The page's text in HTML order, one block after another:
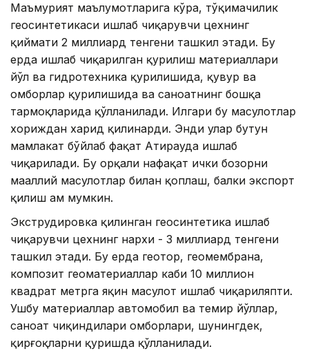
Маъмурият маълумотларига кўра, тўқимачилик
геосинтетикаси ишлаб чиқарувчи цехнинг
қиймати 2 миллиард тенгени ташкил этади. Бу
ерда ишлаб чиқарилган қурилиш материаллари
йўл ва гидротехника қурилишида, қувур ва
омборлар қурилишида ва саноатнинг бошқа
тармоқларида қўлланилади. Илгари бу маҳсулотлар
хориждан харид қилинарди. Энди улар бутун
мамлакат бўйлаб фақат Атирауда ишлаб
чиқарилади. Бу орқали нафақат ички бозорни
маҳаллий маҳсулотлар билан қоплаш, балки экспорт
қилиш ҳам мумкин.
Экструдировка қилинган геосинтетика ишлаб
чиқарувчи цехнинг нархи - 3 миллиард тенгени
ташкил этади. Бу ерда геотор, геомембрана,
композит геоматериаллар каби 10 миллион
квадрат метрга яқин маҳсулот ишлаб чиқариляпти.
Ушбу материаллар автомобил ва темир йўллар,
саноат чиқиндилари омборлари, шунингдек,
қирғоқларни қуришда қўлланилади.